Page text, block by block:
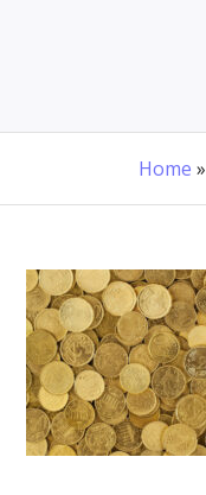
Home »